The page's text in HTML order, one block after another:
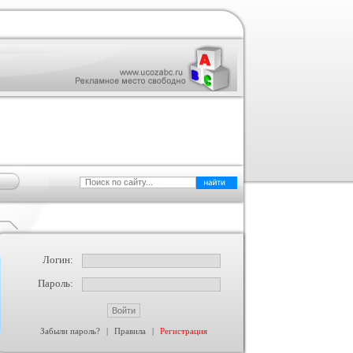
Логин:
Пароль:
Забыли пароль? | Правила | Регистрация